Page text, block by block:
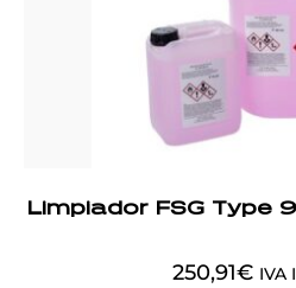
Limpiador FSG Type
250,91€ IVA